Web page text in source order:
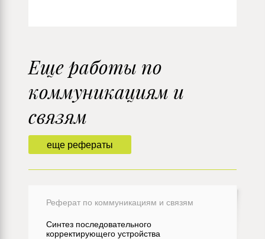
еще рефераты
Еще работы по
коммуникациям и
связям
Реферат по коммуникациям и связям
Синтез последовательного
корректирующего устройства